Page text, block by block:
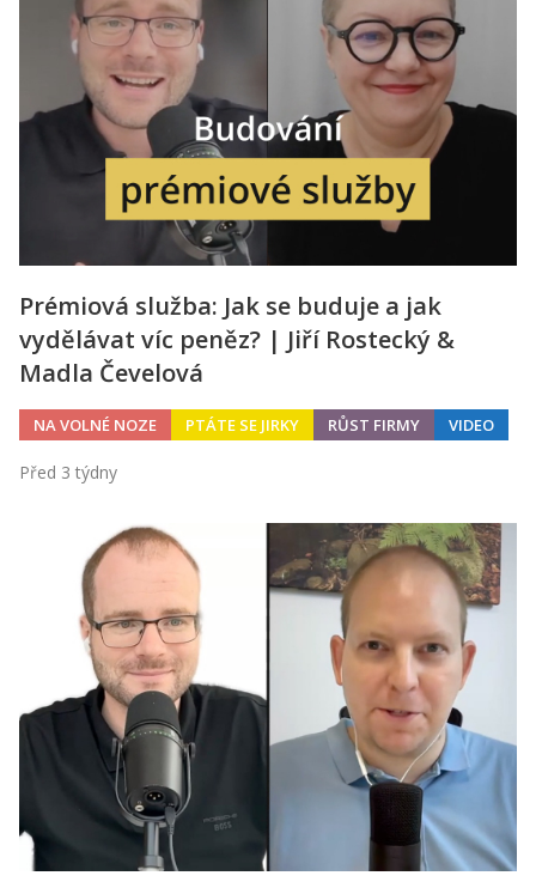
Prémiová služba: Jak se buduje a jak
vydělávat víc peněz? | Jiří Rostecký &
Madla Čevelová
NA VOLNÉ NOZE PTÁTE SE JIRKY RŮST FIRMY VIDEO
Před 3 týdny